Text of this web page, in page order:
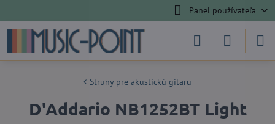
Panel používateľa
Struny pre akustickú gitaru
D'Addario NB1252BT Light